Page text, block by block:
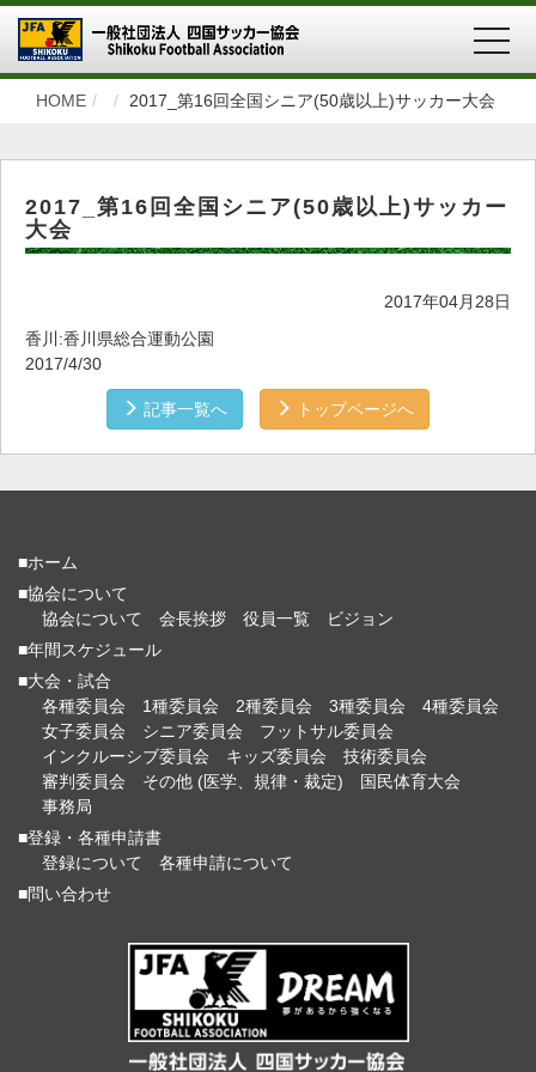
HOME 2017_第16回全国シニア(50歳以上)サッカー大会
2017_第16回全国シニア(50歳以上)サッカー
大会
2017年04月28日
香川:香川県総合運動公園
2017/4/30
記事一覧へ トップページへ
■ホーム
■協会について
協会について
会長挨拶 役員一覧
ビジョン
■年間スケジュール
■大会・試合
各種委員会
1種委員会 2種委員会 3種委員会
4種委員会
女子委員会
シニア委員会
フットサル委員会
インクルーシブ委員会
キッズ委員会
技術委員会
審判委員会
その他 (医学、規律・裁定)
国民体育大会
事務局
■登録・各種申請書
登録について
各種申請について
■問い合わせ